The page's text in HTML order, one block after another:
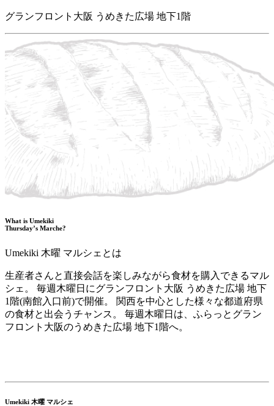
グランフロント大阪 うめきた広場 地下1階
What is Umekiki
Thursday’s Marche?
Umekiki 木曜 マルシェとは
生産者さんと直接会話を楽しみながら食材を購入できるマル
シェ。 毎週木曜日にグランフロント大阪 うめきた広場 地下
1階(南館入口前)で開催。 関西を中心とした様々な都道府県
の食材と出会うチャンス。 毎週木曜日は、ふらっとグラン
フロント大阪のうめきた広場 地下1階へ。
Umekiki 木曜 マルシェ